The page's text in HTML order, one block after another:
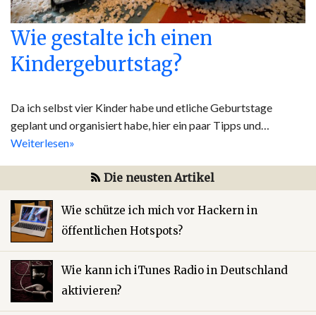
Wie gestalte ich einen
Kindergeburtstag?
Da ich selbst vier Kinder habe und etliche Geburtstage
geplant und organisiert habe, hier ein paar Tipps und…
Weiterlesen»
Die neusten Artikel
Wie schütze ich mich vor Hackern in
öffentlichen Hotspots?
Wie kann ich iTunes Radio in Deutschland
aktivieren?